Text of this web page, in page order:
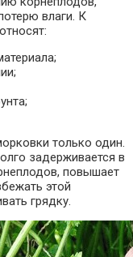
влаги. К
только один.
задерживается в
повышает
этой
грядку.